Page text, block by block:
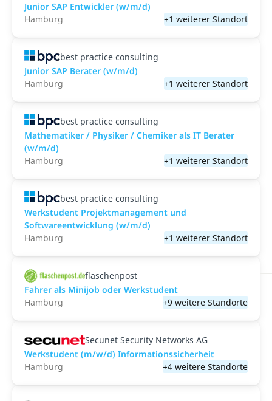
Junior SAP Entwickler (w/m/d)
Hamburg
+1 weiterer Standort
best practice consulting
Junior SAP Berater (w/m/d)
Hamburg
+1 weiterer Standort
best practice consulting
Mathematiker / Physiker / Chemiker als IT Berater
(w/m/d)
Hamburg
+1 weiterer Standort
best practice consulting
Werkstudent Projektmanagement und
Softwareentwicklung (w/m/d)
Hamburg
+1 weiterer Standort
flaschenpost
Fahrer als Minijob oder Werkstudent
Hamburg
+9 weitere Standorte
Secunet Security Networks AG
Werkstudent (m/w/d) Informationssicherheit
Hamburg
+4 weitere Standorte